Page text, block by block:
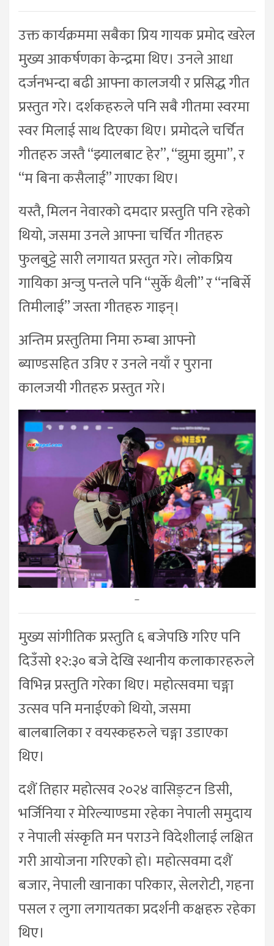
उक्त कार्यक्रममा सबैका प्रिय गायक प्रमोद खरेल
मुख्य आकर्षणका केन्द्रमा थिए। उनले आधा
दर्जनभन्दा बढी आफ्ना कालजयी र प्रसिद्ध गीत
प्रस्तुत गरे। दर्शकहरुले पनि सबै गीतमा स्वरमा
स्वर मिलाई साथ दिएका थिए। प्रमोदले चर्चित
गीतहरु जस्तै “झ्यालबाट हेर”, “झुमा झुमा”, र
“म बिना कसैलाई” गाएका थिए।
यस्तै, मिलन नेवारको दमदार प्रस्तुति पनि रहेको
थियो, जसमा उनले आफ्ना चर्चित गीतहरु
फुलबुट्टे सारी लगायत प्रस्तुत गरे। लोकप्रिय
गायिका अन्जु पन्तले पनि “सुर्के थैली” र “नबिर्से
तिमीलाई” जस्ता गीतहरु गाइन्।
अन्तिम प्रस्तुतिमा निमा रुम्बा आफ्नो
ब्याण्डसहित उत्रिए र उनले नयाँ र पुराना
कालजयी गीतहरु प्रस्तुत गरे।
–
मुख्य सांगीतिक प्रस्तुति ६ बजेपछि गरिए पनि
दिउँसो १२:३० बजे देखि स्थानीय कलाकारहरुले
विभिन्न प्रस्तुति गरेका थिए। महोत्सवमा चङ्गा
उत्सव पनि मनाईएको थियो, जसमा
बालबालिका र वयस्कहरुले चङ्गा उडाएका
थिए।
दशैं तिहार महोत्सव २०२४ वासिङ्टन डिसी,
भर्जिनिया र मेरिल्याण्डमा रहेका नेपाली समुदाय
र नेपाली संस्कृति मन पराउने विदेशीलाई लक्षित
गरी आयोजना गरिएको हो। महोत्सवमा दशैं
बजार, नेपाली खानाका परिकार, सेलरोटी, गहना
पसल र लुगा लगायतका प्रदर्शनी कक्षहरु रहेका
थिए।